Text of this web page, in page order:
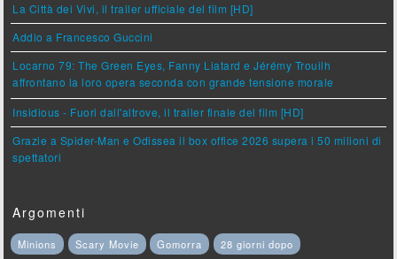
La Città dei Vivi, il trailer ufficiale del film [HD]
Addio a Francesco Guccini
Locarno 79: The Green Eyes, Fanny Liatard e Jérémy Trouilh
affrontano la loro opera seconda con grande tensione morale
Insidious - Fuori dall'altrove, il trailer finale del film [HD]
Grazie a Spider-Man e Odissea il box office 2026 supera i 50 milioni di
spettatori
Argomenti
Minions Scary Movie Gomorra
28 giorni dopo